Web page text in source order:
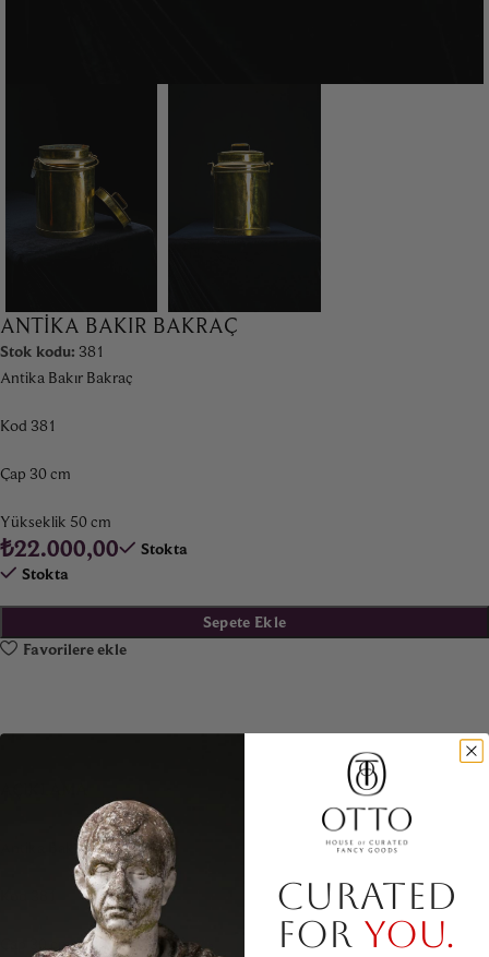
ANTIKA BAKIR BAKRAÇ
Stok kodu: 381
Antika Bakır Bakraç
Kod 381
Çap 30 cm
Yükseklik 50 cm
₺22.000,00
Stokta
Stokta
Sepete Ekle
Favorilere ekle
Antika Bakır Bakraç
Çap 30 cm
CURATED
FOR YOU.